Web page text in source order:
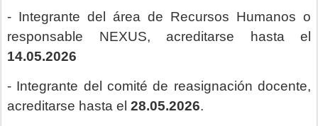
- Integrante del área de Recursos Humanos o
responsable NEXUS, acreditarse hasta el
14.05.2026
- Integrante del comité de reasignación docente,
acreditarse hasta el 28.05.2026.